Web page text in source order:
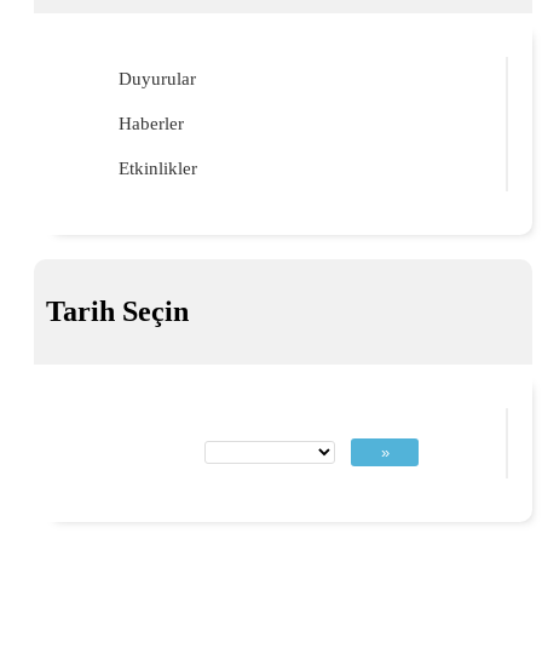
Duyurular
Haberler
Etkinlikler
Tarih Seçin
»